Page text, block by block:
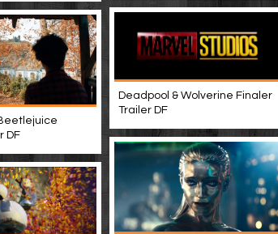
Deadpool & Wolverine Finaler
Trailer DF
DF